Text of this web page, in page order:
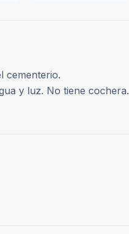
cementerio.
y luz. No tiene cochera.